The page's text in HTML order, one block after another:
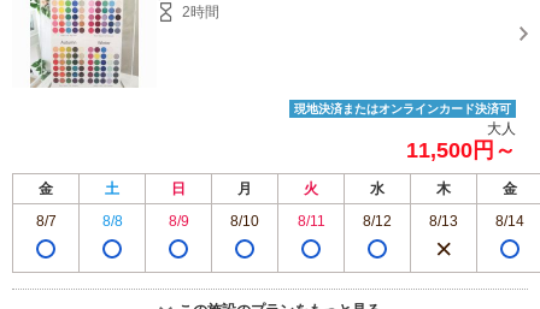
2時間
現地決済またはオンラインカード決済可
大人
11,500円～
金 土 日 月 火 水 木
金
8/7
8/8 8/9 8/10 8/11 8/12 8/13 8/14